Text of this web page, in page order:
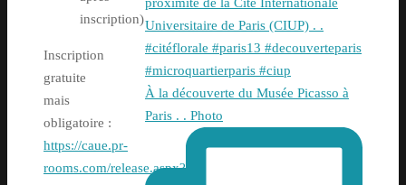
inscription)
Inscription
gratuite
mais
obligatoire :
https://caue.pr-
rooms.com/release.aspx?
À la découverte du Musée Picasso à
Paris . . Photo